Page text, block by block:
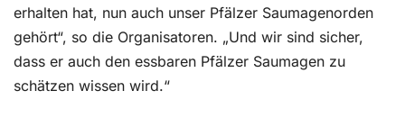
erhalten hat, nun auch unser Pfälzer Saumagenorden
gehört“, so die Organisatoren. „Und wir sind sicher,
dass er auch den essbaren Pfälzer Saumagen zu
schätzen wissen wird.“